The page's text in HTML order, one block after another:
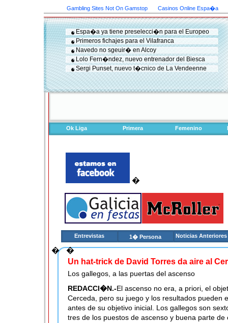
Gambling Sites Not On Gamstop Casinos Online Espa�a
Espa�a ya tiene preselecci�n para el Europeo
Primeros fichajes para el Vilafranca
Navedo no sgeuir� en Alcoy
Lolo Fern�ndez, nuevo entrenador del Biesca
Sergi Punset, nuevo t�cnico de La Vendeenne
Ok Liga Primera Femenino
�
Entrevistas 1� Persona Noticias Anteriores
� �
Un hat-trick de David Torres da aire al
Los gallegos, a las puertas del ascenso
REDACCI�N.-El ascenso no era, a priori, el
Cerceda, pero su juego y los resultados pueden
antes de su objetivo inicial. Los gallegos son
tres de los puestos de ascenso y buena parte